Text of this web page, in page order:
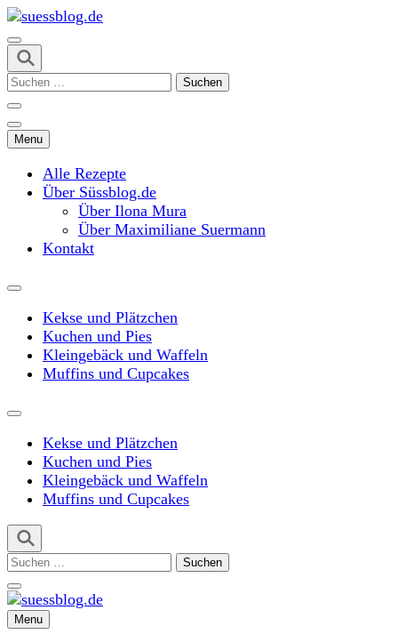
Skip
to
content
(Press
Enter)
suessblog.de
Suchen
Menu
Alle Rezepte
Über Süssblog.de
Über Ilona Mura
Über Maximiliane Suermann
Kontakt
Kekse und Plätzchen
Kuchen und Pies
Kleingebäck und Waffeln
Muffins und Cupcakes
Kekse und Plätzchen
Kuchen und Pies
Kleingebäck und Waffeln
Muffins und Cupcakes
Suchen
Menu